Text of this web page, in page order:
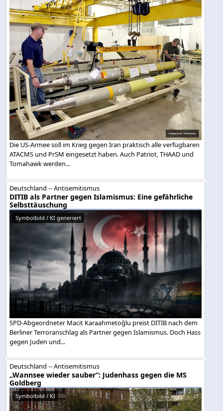
Die US-Armee soll im Krieg gegen Iran praktisch alle verfügbaren
ATACMS und PrSM eingesetzt haben. Auch Patriot, THAAD und
Tomahawk werden...
Deutschland -- Antisemitismus
DITIB als Partner gegen Islamismus: Eine gefährliche
Selbsttäuschung
Symbolbild / KI generiert
SPD-Abgeordneter Macit Karaahmetoğlu preist DITIB nach dem
Berliner Terroranschlag als Partner gegen Islamismus. Doch Hass
gegen Juden und...
Deutschland -- Antisemitismus
„Wannsee wieder sauber“: Judenhass gegen die MS
Goldberg
Symbolbild / KI